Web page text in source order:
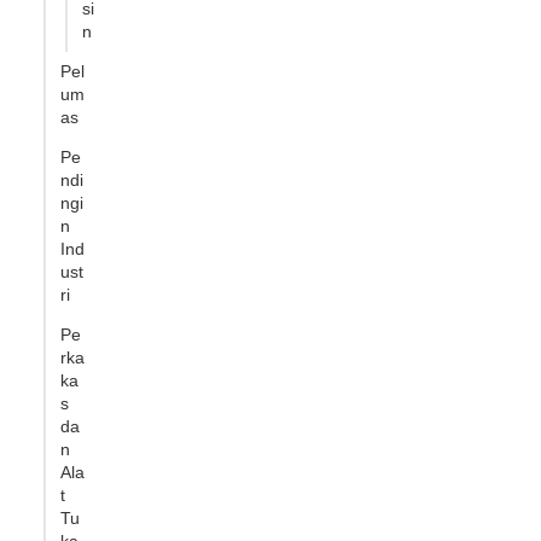
si
n
Pel
um
as
Pe
ndi
ngi
n
Ind
ust
ri
Pe
rka
ka
s
da
n
Ala
t
Tu